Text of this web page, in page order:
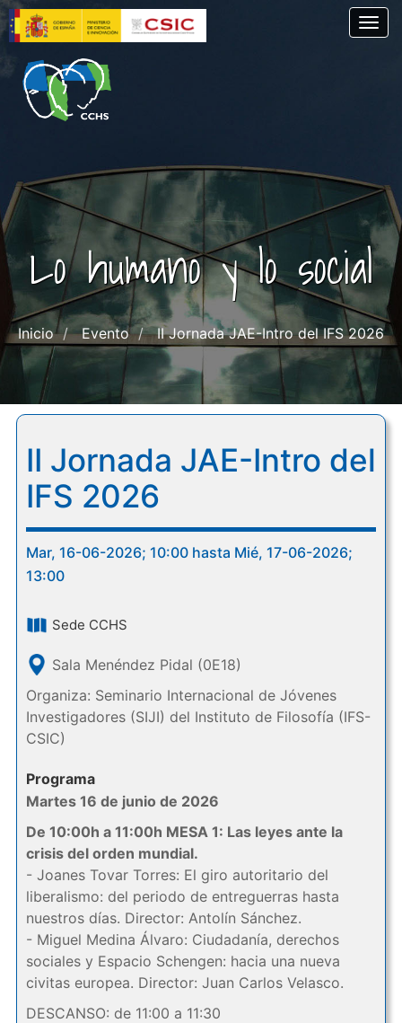
Pasar
al
contenido
principal
Lo humano y lo social
Inicio Evento II Jornada JAE-Intro del IFS 2026
II Jornada JAE-Intro del
IFS 2026
Mar, 16-06-2026; 10:00 hasta Mié, 17-06-2026;
13:00
Sede CCHS
Sala Menéndez Pidal (0E18)
Organiza: Seminario Internacional de Jóvenes
Investigadores (SIJI) del Instituto de Filosofía (IFS-
CSIC)
Programa
Martes 16 de junio de 2026
De 10:00h a 11:00h MESA 1: Las leyes ante la
crisis del orden mundial.
- Joanes Tovar Torres: El giro autoritario del
liberalismo: del periodo de entreguerras hasta
nuestros días. Director: Antolín Sánchez.
- Miguel Medina Álvaro: Ciudadanía, derechos
sociales y Espacio Schengen: hacia una nueva
civitas europea. Director: Juan Carlos Velasco.
DESCANSO: de 11:00 a 11:30